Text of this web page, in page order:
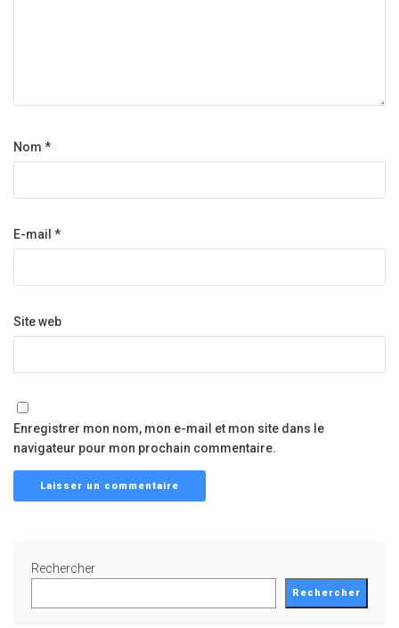
Nom *
E-mail *
Site web
Enregistrer mon nom, mon e-mail et mon site dans le
navigateur pour mon prochain commentaire.
Rechercher
Rechercher